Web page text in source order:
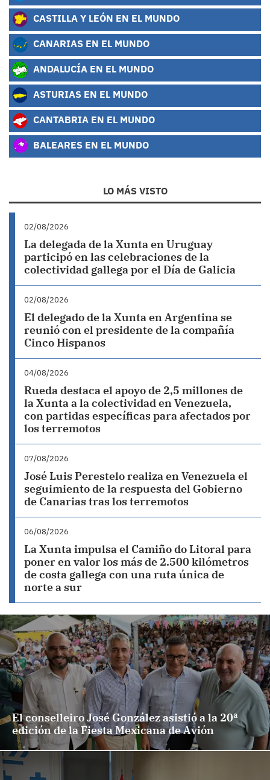
CASTILLA Y LEÓN EN EL MUNDO
CANARIAS EN EL MUNDO
ANDALUCÍA EN EL MUNDO
ASTURIAS EN EL MUNDO
CANTABRIA EN EL MUNDO
BALEARES EN EL MUNDO
LO MÁS VISTO
02/08/2026
La delegada de la Xunta en Uruguay
participó en las celebraciones de la
colectividad gallega por el Día de Galicia
02/08/2026
El delegado de la Xunta en Argentina se
reunió con el presidente de la compañía
Cinco Hispanos
04/08/2026
Rueda destaca el apoyo de 2,5 millones de
la Xunta a la colectividad en Venezuela,
con partidas específicas para afectados por
los terremotos
07/08/2026
José Luis Perestelo realiza en Venezuela el
seguimiento de la respuesta del Gobierno
de Canarias tras los terremotos
06/08/2026
La Xunta impulsa el Camiño do Litoral para
poner en valor los más de 2.500 kilómetros
de costa gallega con una ruta única de
norte a sur
El conselleiro José González asistió a la 20ª
edición de la Fiesta Mexicana de Avión